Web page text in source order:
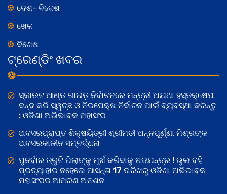
ଦେଶ- ବିଦେଶ
ଖେଳ
ବିଶେଷ
ଟ୍ରେଣ୍ଡିଂ ଖବର
ସ୍କାଉଟ ଆଣ୍ଡ ଗାଇଡ଼ ନିର୍ବାଚନରେ ମନ୍ତ୍ରୀ ଅଯଥା ହସ୍ତକ୍ଷେପ
ବନ୍ଦ କରି ସ୍ୱଚ୍ଛ ଓ ନିରପେକ୍ଷ ନିର୍ବାଚନ ପାଇଁ ବ୍ୟବସ୍ଥା କରନ୍ତୁ
: ଓଡିଶା ଅଭିଭାବକ ମହାସଂଘ
ଅବସରପ୍ରାପ୍ତ ଶିକ୍ଷୟିତ୍ରୀ ଶ୍ରୀମତୀ ଅନ୍ନପୂର୍ଣ୍ଣା ମିଶ୍ରଙ୍କ
ଅବସରକାଳୀନ ସମ୍ବର୍ଦ୍ଧନା
ପୁନର୍ବାର ତ୍ରୁଟି ପିଲାଙ୍କୁ ମୂର୍ଖ କରିବାକୁ ଷଡଯନ୍ତ୍ର ! ଭୁଲ ବହି
ପ୍ରତ୍ୟାହାର ନହେଲେ ଆସନ୍ତା 17 ତାରିଖରୁ ଓଡିଶା ଅଭିଭାବକ
ମହାସଂଘର ଆମରଣ ଅନଶନ